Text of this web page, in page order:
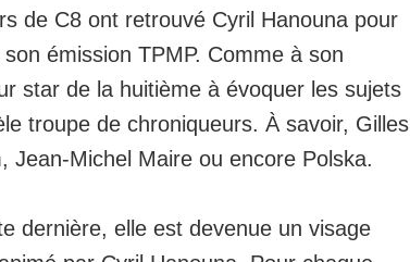
de C8 ont retrouvé Cyril Hanouna pour
émission TPMP. Comme à son
star de la huitième à évoquer les sujets
troupe de chroniqueurs. À savoir, Gilles
Jean-Michel Maire ou encore Polska.
dernière, elle est devenue un visage